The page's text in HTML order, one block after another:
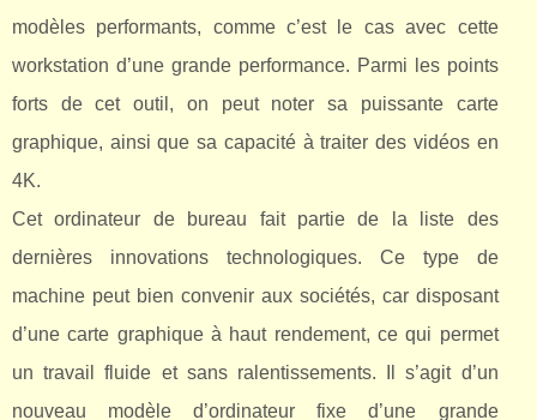
modèles performants, comme c’est le cas avec cette
workstation d’une grande performance. Parmi les points
forts de cet outil, on peut noter sa puissante carte
graphique, ainsi que sa capacité à traiter des vidéos en
4K.
Cet ordinateur de bureau fait partie de la liste des
dernières innovations technologiques. Ce type de
machine peut bien convenir aux sociétés, car disposant
d’une carte graphique à haut rendement, ce qui permet
un travail fluide et sans ralentissements. Il s’agit d’un
nouveau modèle d’ordinateur fixe d’une grande